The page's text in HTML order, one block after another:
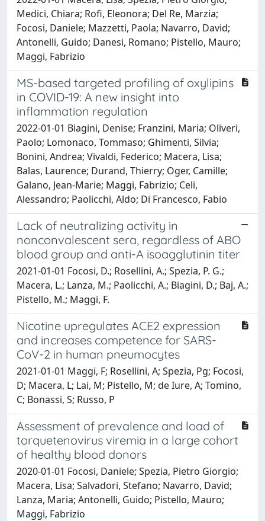
Medici, Chiara; Rofi, Eleonora; Del Re, Marzia;
Focosi, Daniele; Mazzetti, Paola; Navarro, David;
Antonelli, Guido; Danesi, Romano; Pistello, Mauro;
Maggi, Fabrizio
MS-based targeted profiling of oxylipins
in COVID-19: A new insight into
inflammation regulation
2022-01-01 Biagini, Denise; Franzini, Maria; Oliveri,
Paolo; Lomonaco, Tommaso; Ghimenti, Silvia;
Bonini, Andrea; Vivaldi, Federico; Macera, Lisa;
Balas, Laurence; Durand, Thierry; Oger, Camille;
Galano, Jean-Marie; Maggi, Fabrizio; Celi,
Alessandro; Paolicchi, Aldo; Di Francesco, Fabio
Lack of neutralizing activity in
nonconvalescent sera, regardless of ABO
blood group and anti-A isoagglutinin titer
2021-01-01 Focosi, D.; Rosellini, A.; Spezia, P. G.;
Macera, L.; Lanza, M.; Paolicchi, A.; Biagini, D.; Baj, A.;
Pistello, M.; Maggi, F.
Nicotine upregulates ACE2 expression
and increases competence for SARS-
CoV-2 in human pneumocytes
2021-01-01 Maggi, F; Rosellini, A; Spezia, Pg; Focosi,
D; Macera, L; Lai, M; Pistello, M; de Iure, A; Tomino,
C; Bonassi, S; Russo, P
Assessment of prevalence and load of
torquetenovirus viremia in a large cohort
of healthy blood donors
2020-01-01 Focosi, Daniele; Spezia, Pietro Giorgio;
Macera, Lisa; Salvadori, Stefano; Navarro, David;
Lanza, Maria; Antonelli, Guido; Pistello, Mauro;
Maggi, Fabrizio